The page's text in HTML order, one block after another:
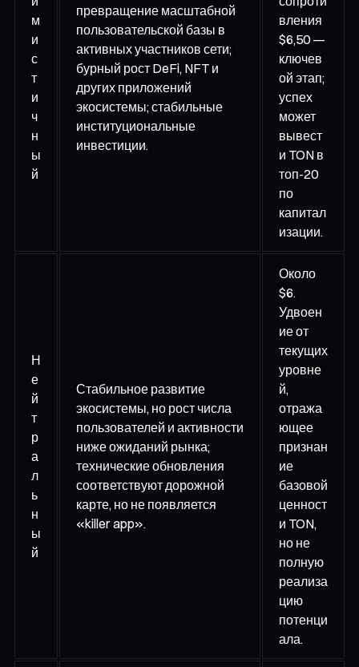
м
и
с
т
и
ч
н
ы
й
превращение масштабной
пользовательской базы в
активных участников сети;
бурный рост DeFi, NFT и
других приложений
экосистемы; стабильные
институциональные
инвестиции.
вления
$6,50 —
ключев
ой этап;
успех
может
вывест
и TON в
топ-20
по
капитал
изации.
Н
е
й
т
р
а
л
ь
н
ы
й
Стабильное развитие
экосистемы, но рост числа
пользователей и активности
ниже ожиданий рынка;
технические обновления
соответствуют дорожной
карте, но не появляется
«killer app».
Около
$6.
Удвоен
ие от
текущих
уровне
й,
отража
ющее
признан
ие
базовой
ценност
и TON,
но не
полную
реализа
цию
потенци
ала.